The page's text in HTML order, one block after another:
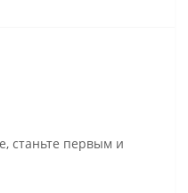
станьте первым и